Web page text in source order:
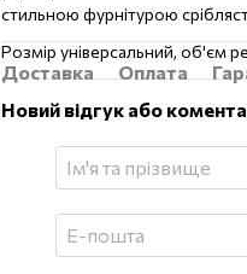
стильною фурнітурою
Розмір універсальний, об'єм
Доставка Оплата
Новий відгук або